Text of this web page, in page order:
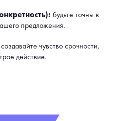
будьте точны в
предложения.
создавайте чувство срочности,
действие.